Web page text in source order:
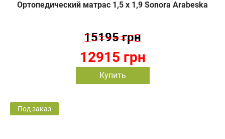
Ортопедический матрас 1,5 х 1,9 Sonora Arabeska
12915 грн
15195 грн
Купить
Под заказ